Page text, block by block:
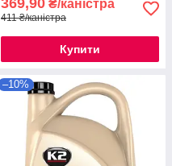
₴/каністра
411 ₴/каністра
Купити
–10%